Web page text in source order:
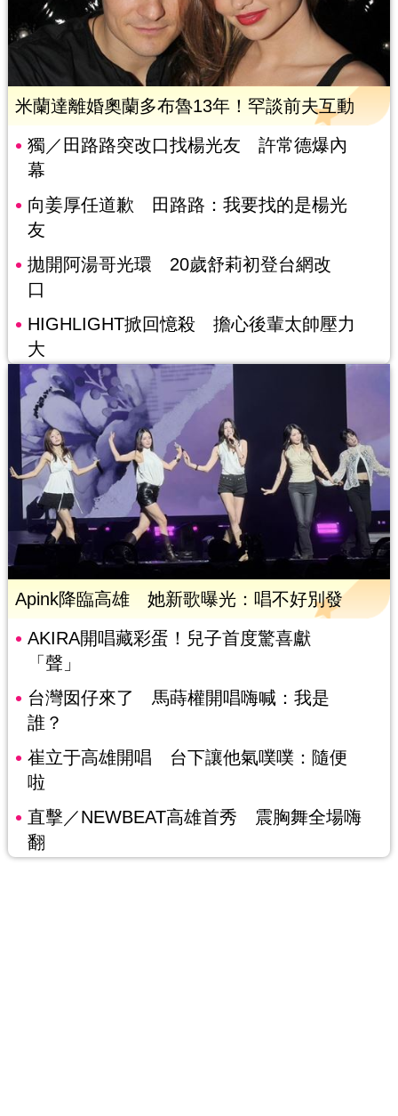
米蘭達離婚奧蘭多布魯13年！罕談前夫互動
獨／田路路突改口找楊光友 許常德爆內
幕
向姜厚任道歉 田路路：我要找的是楊光
友
拋開阿湯哥光環 20歲舒莉初登台網改
口
HIGHLIGHT掀回憶殺 擔心後輩太帥壓力
大
Apink降臨高雄 她新歌曝光：唱不好別發
AKIRA開唱藏彩蛋！兒子首度驚喜獻
「聲」
台灣囡仔來了 馬蒔權開唱嗨喊：我是
誰？
崔立于高雄開唱 台下讓他氣噗噗：隨便
啦
直擊／NEWBEAT高雄首秀 震胸舞全場嗨
翻